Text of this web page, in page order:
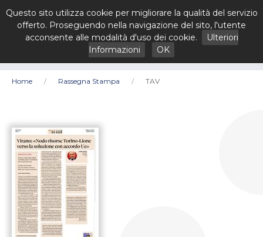
Home Rassegna Stampa TAV
Questo sito utilizza cookie per migliorare la qualità del servizio
offerto. Proseguendo nella navigazione del sito, l'utente
acconsente alle modalità d'uso dei cookie.
Ulteriori
Informazioni
OK